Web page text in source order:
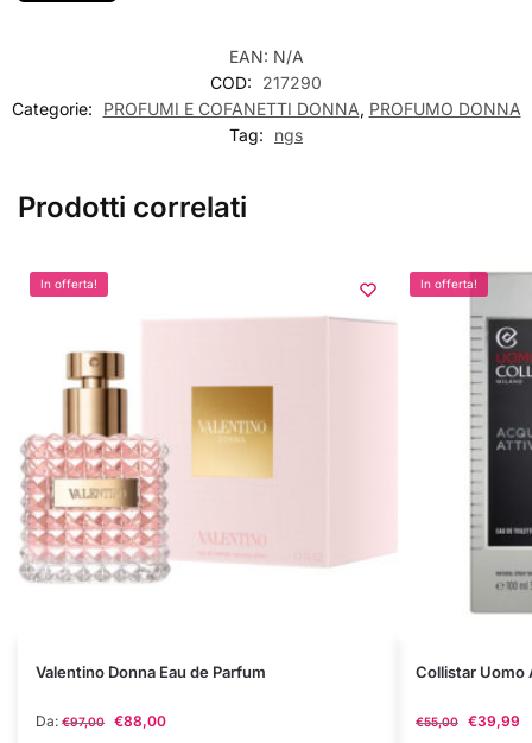
EAN: N/A
COD:
217290
Categorie:
PROFUMI E COFANETTI DONNA, PROFUMO DONNA
Tag:
ngs
Prodotti correlati
In offerta!
Valentino Donna Eau de Parfum
Da: €97,00 €88,00
Questo
ha
In offerta!
Collistar Uomo
€55,00 €39,99
Questo
ha